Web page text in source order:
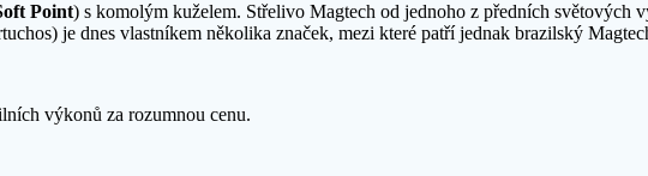
Point) s komolým kuželem. Střelivo Magtech od jednoho z předních světových
je dnes vlastníkem několika značek, mezi které patří jednak brazilský
výkonů za rozumnou cenu.